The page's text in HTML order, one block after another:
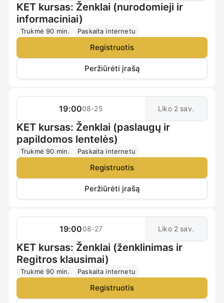
KET kursas: Ženklai (nurodomieji ir
informaciniai)
Trukmė 90 min. Paskaita internetu
Registruotis
Peržiūrėti įrašą
19:0008-25 Liko 2 sav.
KET kursas: Ženklai (paslaugų ir
papildomos lentelės)
Trukmė 90 min. Paskaita internetu
Registruotis
Peržiūrėti įrašą
19:0008-27 Liko 2 sav.
KET kursas: Ženklai (ženklinimas ir
Regitros klausimai)
Trukmė 90 min. Paskaita internetu
Registruotis